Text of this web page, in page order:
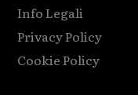
Info Legali
Privacy Policy
Cookie Policy